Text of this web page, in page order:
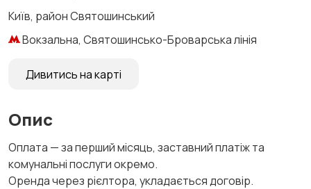
Київ, район Святошинський
Вокзальна, Святошинсько-Броварська лінія
Дивитись на карті
Опис
Оплата — за перший місяць, заставний платіж та
комунальні послуги окремо.
Оренда через рієлтора, укладається договір.